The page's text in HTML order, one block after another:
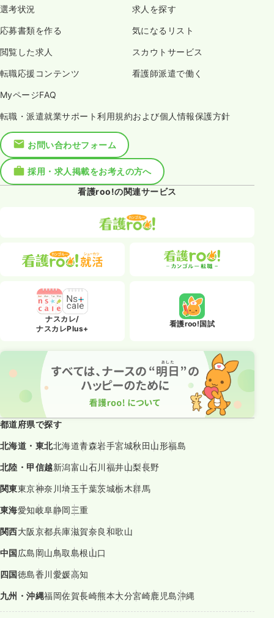
選考状況 求人を探す
応募書類を作る 気になるリスト
閲覧した求人 スカウトサービス
転職応援コンテンツ 看護師派遣で働く
MyページFAQ
転職・派遣就業サポート利用規約および個人情報保護方針
お問い合わせフォーム
採用・求人掲載をお考えの方へ
看護roo!の関連サービス
ナスカレ/
ナスカレPlus+
看護roo!国試
都道府県で探す
北海道・東北北海道青森岩手宮城秋田 山形福島
北陸・甲信越新潟富山石川 福井山梨長野
関東東京神奈川埼玉千葉茨城栃木群馬
東海愛知岐阜静岡三重
関西大阪京都兵庫滋賀奈良和歌山
中国 広島 岡山鳥取島根山口
四国徳島香川 愛媛高知
九州・沖縄福岡佐賀長崎熊本大分宮崎鹿児島沖縄